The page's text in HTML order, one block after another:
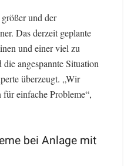
und der
Das derzeit geplante
und einer viel zu
angespannte Situation
überzeugt. „Wir
einfache Probleme“,
bei Anlage mit